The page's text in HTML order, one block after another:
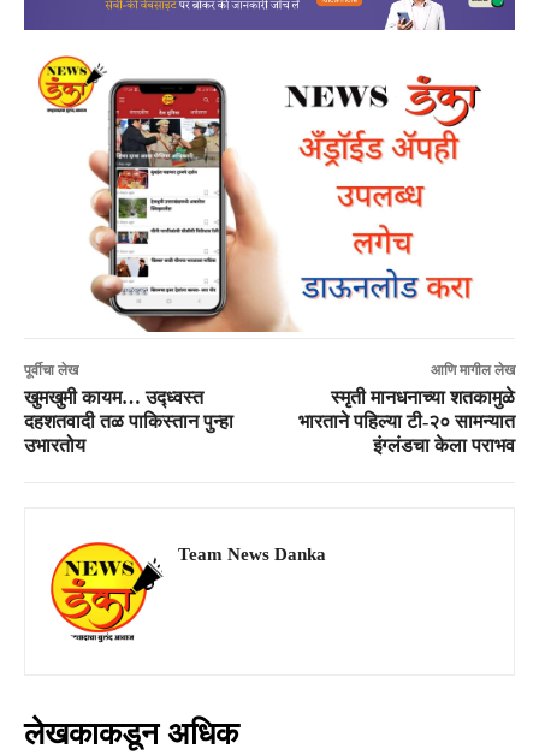
पूर्वीचा लेख
खुमखुमी कायम… उद्ध्वस्त
दहशतवादी तळ पाकिस्तान पुन्हा
उभारतोय
आणि मागील लेख
स्मृती मानधनाच्या शतकामुळे
भारताने पहिल्या टी-२० सामन्यात
इंग्लंडचा केला पराभव
Team News Danka
लेखकाकडून अधिक